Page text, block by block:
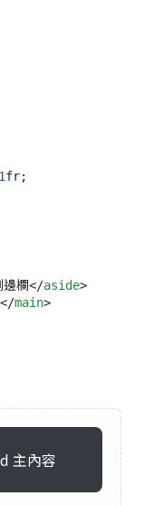
1fr;
欄</aside>
</main>
主內容